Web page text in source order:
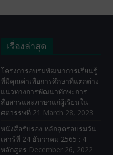
เรื่องล่าสุด
โครงการอบรมพัฒนาการเรียนรู้
ที่มีคุณค่าเพื่อการศึกษาที่แตกต่าง
แนวทางการพัฒนาทักษะการ
สื่อสารและภาษาแก่ผู้เรียนใน
ศตวรรษที่ 21 March 28, 2023
หนังสือรับรอง หลักสูตรอบรมวัน
เสาร์ที่ 24 ธันวาคม 2565 : 4
หลักสูตร December 26, 2022